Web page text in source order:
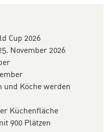
Cup 2026
November 2026
und Köche werden
Küchenfläche
900 Plätzen